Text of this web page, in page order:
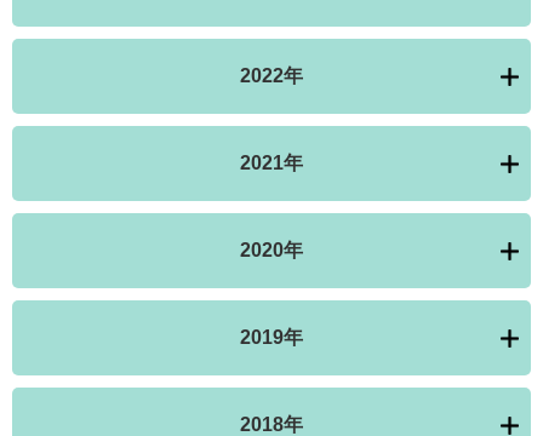
2022年
2021年
2020年
2019年
2018年